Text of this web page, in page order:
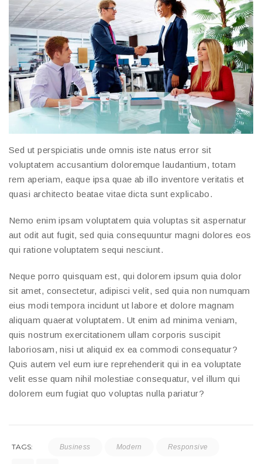
Sed ut perspiciatis unde omnis iste natus error sit
voluptatem accusantium doloremque laudantium, totam
rem aperiam, eaque ipsa quae ab illo inventore veritatis et
quasi architecto beatae vitae dicta sunt explicabo.
Nemo enim ipsam voluptatem quia voluptas sit aspernatur
aut odit aut fugit, sed quia consequuntur magni dolores eos
qui ratione voluptatem sequi nesciunt.
Neque porro quisquam est, qui dolorem ipsum quia dolor
sit amet, consectetur, adipisci velit, sed quia non numquam
eius modi tempora incidunt ut labore et dolore magnam
aliquam quaerat voluptatem. Ut enim ad minima veniam,
quis nostrum exercitationem ullam corporis suscipit
laboriosam, nisi ut aliquid ex ea commodi consequatur?
Quis autem vel eum iure reprehenderit qui in ea voluptate
velit esse quam nihil molestiae consequatur, vel illum qui
dolorem eum fugiat quo voluptas nulla pariatur?
TAGS: Business Modern Responsive